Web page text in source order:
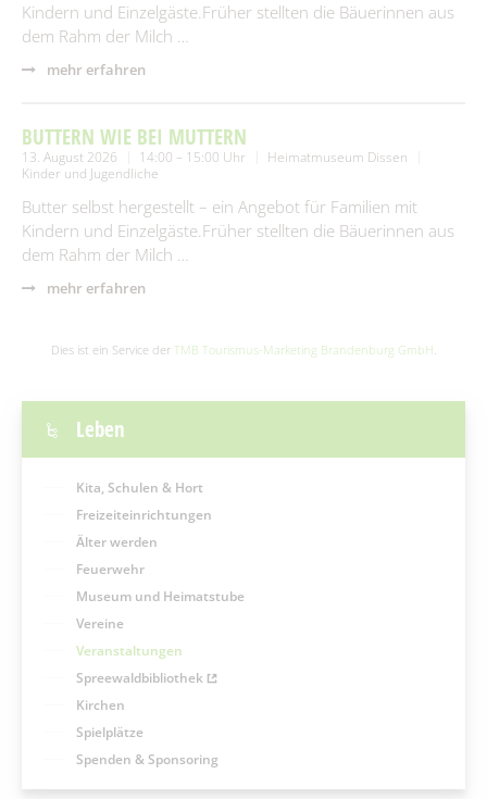
Kindern und Einzelgäste.Früher stellten die Bäuerinnen aus
dem Rahm der Milch …
mehr erfahren
BUTTERN WIE BEI MUTTERN
13. August 2026 14:00 – 15:00 Uhr
Heimatmuseum Dissen
Kinder und Jugendliche
Butter selbst hergestellt – ein Angebot für Familien mit
Kindern und Einzelgäste.Früher stellten die Bäuerinnen aus
dem Rahm der Milch …
mehr erfahren
Dies ist ein Service der TMB Tourismus-Marketing Brandenburg GmbH.
Leben
Kita, Schulen & Hort
Freizeiteinrichtungen
Älter werden
Feuerwehr
Museum und Heimatstube
Vereine
Veranstaltungen
Spreewaldbibliothek
Kirchen
Spielplätze
Spenden & Sponsoring